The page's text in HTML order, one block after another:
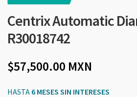
Centrix Automatic
R30018742
57,500.00 MXN
HASTA 6 MESES SIN INTERESES